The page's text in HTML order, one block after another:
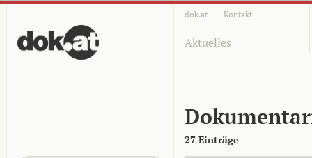
dok.at Kontakt
Aktuelles
27 Einträge